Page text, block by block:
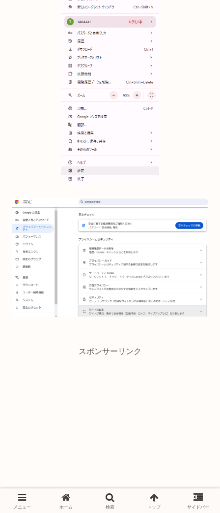
スポンサーリンク
メニュー ホーム 検索 トップ サイドバー